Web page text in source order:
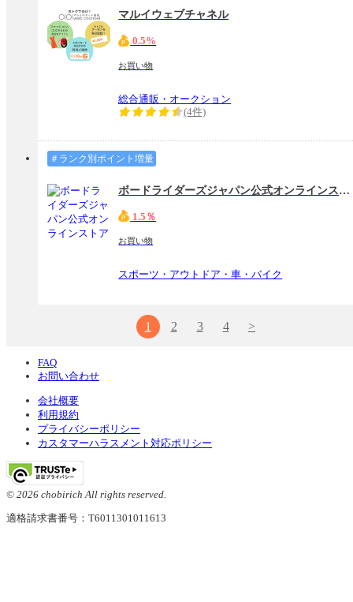
マルイウェブチャネル
0.5%
お買い物
総合通販・オークション
(4件)
＃ランク別ポイント増量
ボードライダーズジャパン公式オンラインストア
1.5％
お買い物
スポーツ・アウトドア・車・バイク
1 2 3 4 >
FAQ
お問い合わせ
会社概要
利用規約
プライバシーポリシー
カスタマーハラスメント対応ポリシー
© 2026 chobirich All rights reserved.
適格請求書番号：T6011301011613